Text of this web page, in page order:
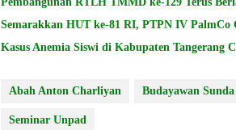
Semarakkan HUT ke-81 RI, PTPN IV PalmCo
Kasus Anemia Siswi di Kabupaten Tangerang
Abah Anton Charliyan Budayawan Sunda
Seminar Unpad